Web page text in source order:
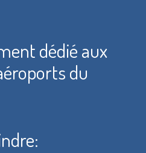
dédié aux
du